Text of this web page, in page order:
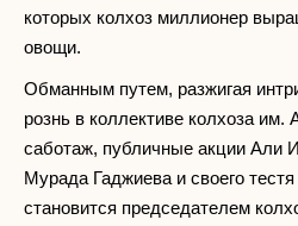
которых колхоз миллионер
овощи.
Обманным путем, разжигая
рознь в коллективе колхоза
саботаж, публичные акции Али
Мурада Гаджиева и своего
становится председателем